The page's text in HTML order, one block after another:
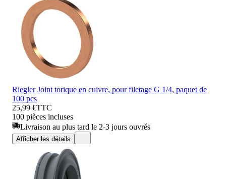
Riegler Joint torique en cuivre, pour filetage G 1/4, paquet de
100 pcs
25,99 €TTC
100 pièces incluses
Livraison au plus tard le 2-3 jours ouvrés
Afficher les détails